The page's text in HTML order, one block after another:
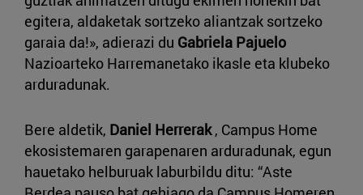
egitera, aldaketak sortzeko aliantzak sortzeko
garaia da!», adierazi du Gabriela Pajuelo
Nazioarteko Harremanetako ikasle eta klubeko
arduradunak.
Bere aldetik, Daniel Herrerak, Campus Home
ekosistemaren garapenaren arduradunak, egun
hauetako helburuak laburbildu ditu: “Aste